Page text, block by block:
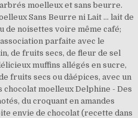
moelleux et sans beurre.
Sans Beurre ni Lait ... lait de
de noisettes voire même café;
parfaite avec le
de fruits secs, de fleur de sel
muffins allégés en sucre,
fruits secs ou dâépices, avec un
moelleux Delphine - Des
du croquant en amandes
envie de chocolat (recette dans